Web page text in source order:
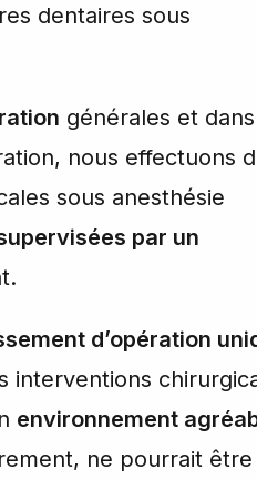
dentaires sous
générales et
nous effectuons
sous anesthésie
par un
d’opération
interventions
environnement
ne pourrait être